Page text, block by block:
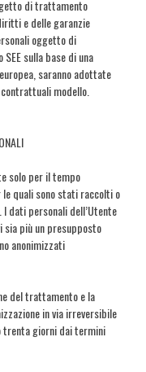
di trattamento
e delle garanzie
oggetto di
sulla base di una
saranno adottate
modello.
solo per il tempo
quali sono stati raccolti o
dati personali dell’Utente
sia più un presupposto
anonimizzati
del trattamento e la
in via irreversibile
trenta giorni dai termini